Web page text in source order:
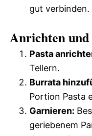
gut verbinden.
Anrichten
Pasta
Tellern.
Burrata
Portion Pasta
Garnieren:
geriebenem